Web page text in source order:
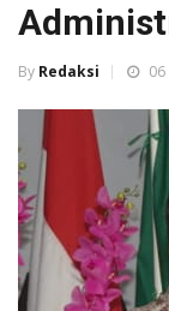
By Redaksi